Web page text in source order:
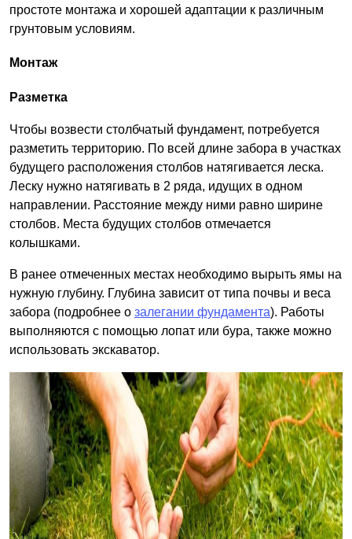
простоте монтажа и хорошей адаптации к различным
грунтовым условиям.
Монтаж
Разметка
Чтобы возвести столбчатый фундамент, потребуется
разметить территорию. По всей длине забора в участках
будущего расположения столбов натягивается леска.
Леску нужно натягивать в 2 ряда, идущих в одном
направлении. Расстояние между ними равно ширине
столбов. Места будущих столбов отмечается
колышками.
В ранее отмеченных местах необходимо вырыть ямы на
нужную глубину. Глубина зависит от типа почвы и веса
забора (подробнее о залегании фундамента). Работы
выполняются с помощью лопат или бура, также можно
использовать экскаватор.